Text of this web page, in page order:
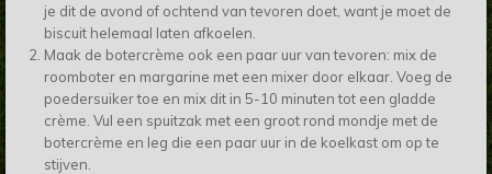
je dit de avond of ochtend van tevoren doet, want je moet de
biscuit helemaal laten afkoelen.
Maak de botercrème ook een paar uur van tevoren: mix de
roomboter en margarine met een mixer door elkaar. Voeg de
poedersuiker toe en mix dit in 5-10 minuten tot een gladde
crème. Vul een spuitzak met een groot rond mondje met de
botercrème en leg die een paar uur in de koelkast om op te
stijven.